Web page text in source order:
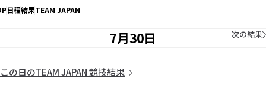
日程結果TEAM JAPAN
7月30日 次の結果
この日のTEAM JAPAN 競技結果